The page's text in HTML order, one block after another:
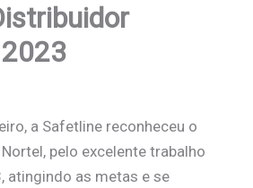
a Safetline reconheceu o
pelo excelente trabalho
atingindo as metas e se